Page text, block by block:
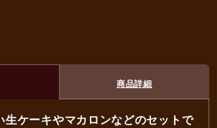
商品詳細
生ケーキやマカロンなどのセットで